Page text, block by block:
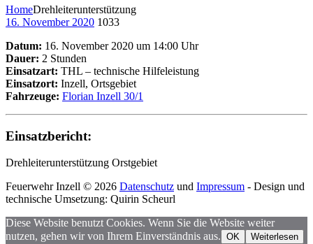
HomeDrehleiterunterstützung
16. November 2020 1033
Datum: 16. November 2020 um 14:00 Uhr
Dauer: 2 Stunden
Einsatzart: THL – technische Hilfeleistung
Einsatzort: Inzell, Ortsgebiet
Fahrzeuge: Florian Inzell 30/1
Einsatzbericht:
Drehleiterunterstützung Orstgebiet
Feuerwehr Inzell © 2026 Datenschutz und Impressum - Design und
technische Umsetzung: Quirin Scheurl
Diese Website benutzt Cookies. Wenn Sie die Website weiter
nutzen, gehen wir von Ihrem Einverständnis aus. OK Weiterlesen